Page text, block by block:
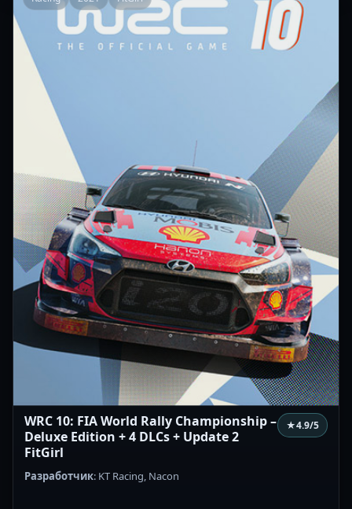
WRC 10: FIA World Rally Championship –
Deluxe Edition + 4 DLCs + Update 2
FitGirl
★4.9/5
Разработчик: KT Racing, Nacon